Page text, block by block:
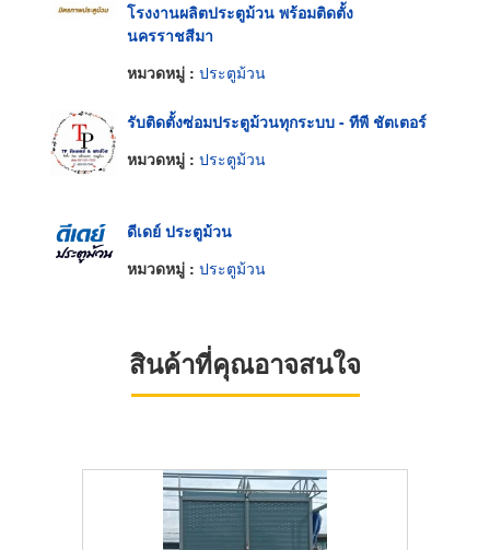
โรงงานผลิตประตูม้วน พร้อมติดตั้ง
นครราชสีมา
หมวดหมู่ : ประตูม้วน
รับติดตั้งซ่อมประตูม้วนทุกระบบ - ทีพี ชัตเตอร์
หมวดหมู่ : ประตูม้วน
ดีเดย์ ประตูม้วน
หมวดหมู่ : ประตูม้วน
สินค้าที่คุณอาจสนใจ